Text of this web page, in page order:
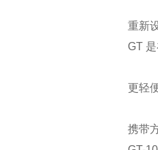
重新
GT
更轻
携带